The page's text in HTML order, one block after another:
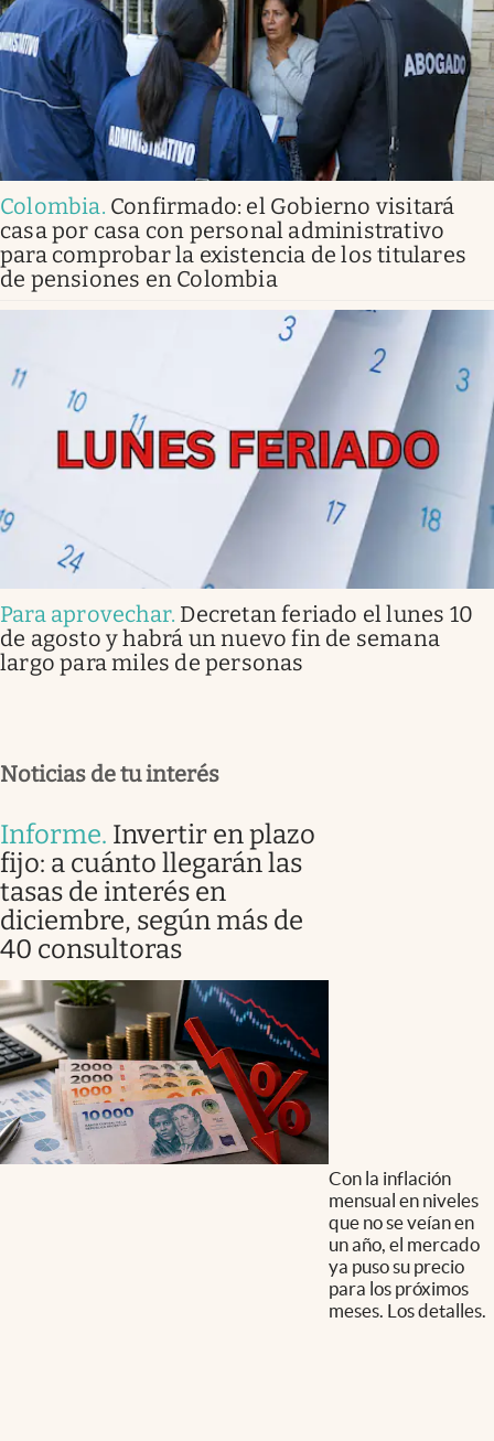
Colombia. Confirmado: el Gobierno visitará
casa por casa con personal administrativo
para comprobar la existencia de los titulares
de pensiones en Colombia
Para aprovechar. Decretan feriado el lunes 10
de agosto y habrá un nuevo fin de semana
largo para miles de personas
Noticias de tu interés
Informe. Invertir en plazo
fijo: a cuánto llegarán las
tasas de interés en
diciembre, según más de
40 consultoras
Con la inflación
mensual en niveles
que no se veían en
un año, el mercado
ya puso su precio
para los próximos
meses. Los detalles.